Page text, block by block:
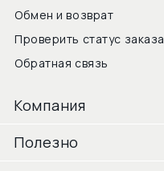
Обмен и возврат
Проверить статус заказа
Обратная связь
Компания
Полезно